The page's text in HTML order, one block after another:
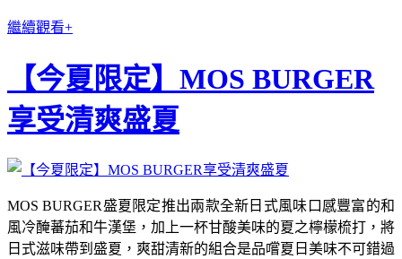
繼續觀看+
【今夏限定】MOS BURGER
享受清爽盛夏
MOS BURGER盛夏限定推出兩款全新日式風味口感豐富的和
風冷醃蕃茄和牛漢堡，加上一杯甘酸美味的夏之檸檬梳打，將
日式滋味帶到盛夏，爽甜清新的組合是品嚐夏日美味不可錯過